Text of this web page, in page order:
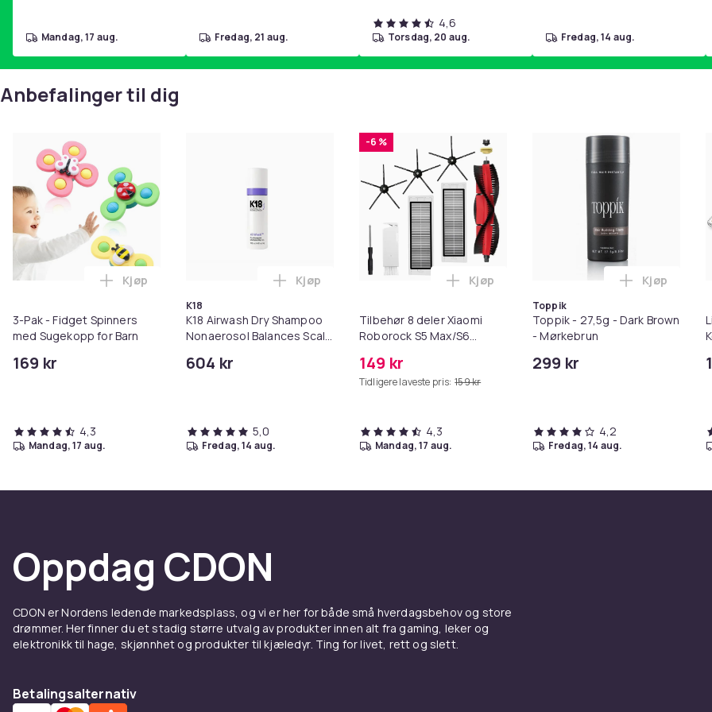
mandag, 17 aug. fredag, 21 aug.
4,6
torsdag, 20 aug. fredag, 14 aug.
Anbefalinger til dig
3-Pak - Fidget Spinners
med Sugekopp for Barn
169 kr
Legg 3-Pak - Fidget Spinners med Sugekopp for Barn i handlekurven
Kjøp
4,3
mandag, 17 aug.
K18
K18 Airwash Dry Shampoo
Nonaerosol Balances Scalp
604 kr
Legg K18 Airwash Dry Shampoo Nonaerosol Balances Scalp & Controls
Kjøp
5,0
fredag, 14 aug.
-6 %
Tilbehør 8 deler Xiaomi
Roborock S5 Max/S6
MAXV/S50/S51/S55/S5/S60/S65/S6
149 kr
Tidligere laveste pris: 159 kr
Legg Tilbehør 8 deler Xiaomi Roborock
Kjøp
4,3
mandag, 17 aug.
Toppik
Toppik - 27,5g - Dark Brown
- Mørkebrun
299 kr
Legg
Kjøp
4,2
fredag, 14 aug.
Oppdag CDON
CDON er Nordens ledende markedsplass, og vi er her for både små hverdagsbehov og store
drømmer. Her finner du et stadig større utvalg av produkter innen alt fra gaming, leker og
elektronikk til hage, skjønnhet og produkter til kjæledyr. Ting for livet, rett og slett.
Betalingsalternativ